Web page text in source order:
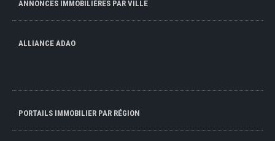
ANNONCES IMMOBILIÈRES PAR VILLE
ALLIANCE ADAO
PORTAILS IMMOBILIER PAR RÉGION